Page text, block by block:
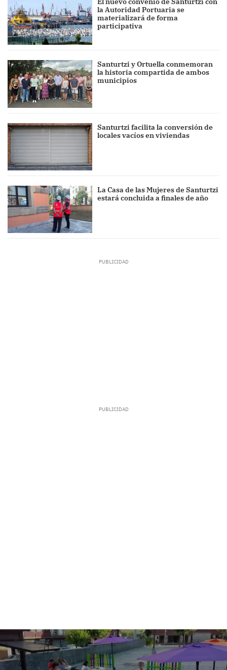
la Autoridad Portuaria se
materializará de forma
participativa
Santurtzi y Ortuella conmemoran
la historia compartida de ambos
municipios
Santurtzi facilita la conversión de
locales vacíos en viviendas
La Casa de las Mujeres de Santurtzi
estará concluida a finales de año